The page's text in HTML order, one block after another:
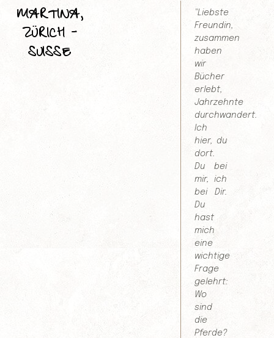
MARTINA,
ZÜRICH -
SUISSE
"Liebste
Freundin,
zusammen
haben
wir
Bücher
erlebt,
Jahrzehnte
durchwandert.
Ich
hier, du
dort.
Du bei
mir, ich
bei Dir.
Du
hast
mich
eine
wichtige
Frage
gelehrt:
Wo
sind
die
Pferde?